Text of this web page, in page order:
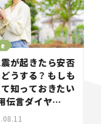
が起きたら安否
うする？ もしも
知っておきたい
伝言ダイヤ
」と「災害用伝